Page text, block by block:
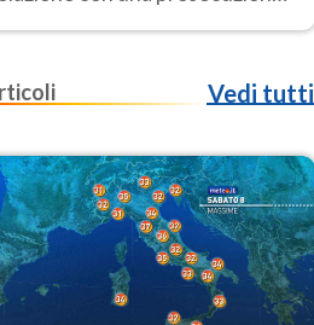
fuori scala per molti
Vedi tutti